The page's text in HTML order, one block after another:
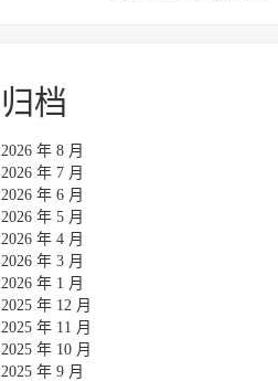
归档
2026 年 8 月
2026 年 7 月
2026 年 6 月
2026 年 5 月
2026 年 4 月
2026 年 3 月
2026 年 1 月
2025 年 12 月
2025 年 11 月
2025 年 10 月
2025 年 9 月